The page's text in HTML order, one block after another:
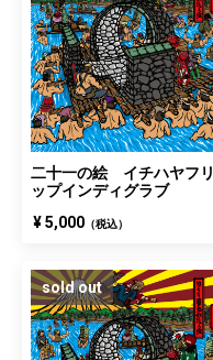
二十一の絵 イチハヤフリ
ップインディグラブ
¥ 5,000 （税込）
sold out